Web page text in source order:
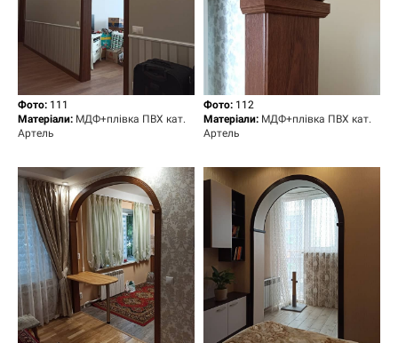
Фото: 111
Матеріали: МДФ+плівка ПВХ кат.
Артель
Фото: 112
Матеріали: МДФ+плівка ПВХ кат.
Артель